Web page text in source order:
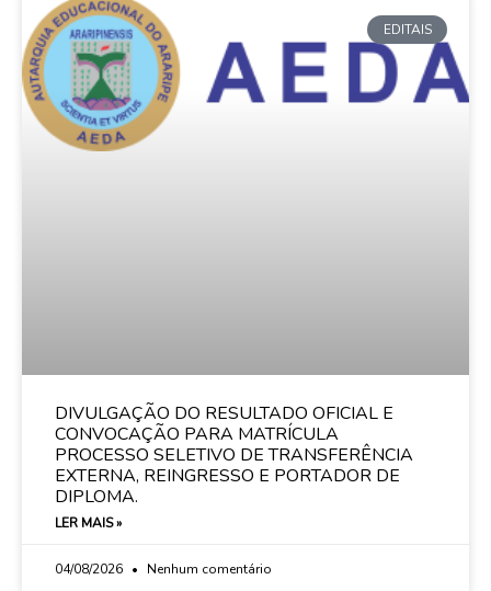
EDITAIS
DIVULGAÇÃO DO RESULTADO OFICIAL E
CONVOCAÇÃO PARA MATRÍCULA
PROCESSO SELETIVO DE TRANSFERÊNCIA
EXTERNA, REINGRESSO E PORTADOR DE
DIPLOMA.
LER MAIS »
04/08/2026 Nenhum comentário